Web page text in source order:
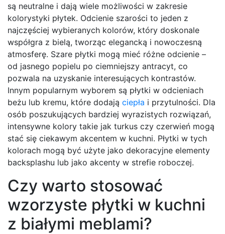
są neutralne i dają wiele możliwości w zakresie
kolorystyki płytek. Odcienie szarości to jeden z
najczęściej wybieranych kolorów, który doskonale
współgra z bielą, tworząc elegancką i nowoczesną
atmosferę. Szare płytki mogą mieć różne odcienie –
od jasnego popielu po ciemniejszy antracyt, co
pozwala na uzyskanie interesujących kontrastów.
Innym popularnym wyborem są płytki w odcieniach
beżu lub kremu, które dodają ciepła i przytulności. Dla
osób poszukujących bardziej wyrazistych rozwiązań,
intensywne kolory takie jak turkus czy czerwień mogą
stać się ciekawym akcentem w kuchni. Płytki w tych
kolorach mogą być użyte jako dekoracyjne elementy
backsplashu lub jako akcenty w strefie roboczej.
Czy warto stosować
wzorzyste płytki w kuchni
z białymi meblami?